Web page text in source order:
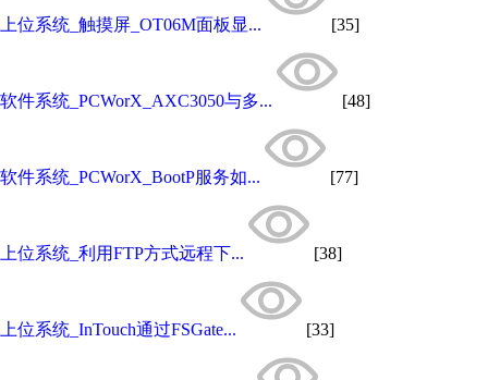
上位系统_触摸屏_OT06M面板显... [35]
软件系统_PCWorX_AXC3050与多... [48]
软件系统_PCWorX_BootP服务如... [77]
上位系统_利用FTP方式远程下... [38]
上位系统_InTouch通过FSGate... [33]